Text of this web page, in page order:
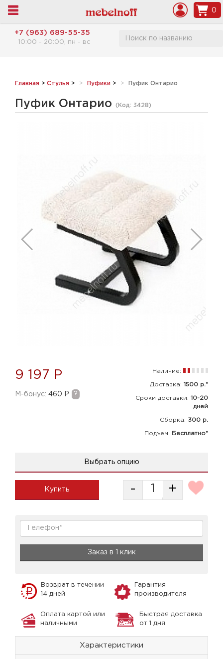
0
+7 (963) 689-55-35
10:00 - 20:00, пн - вс
Главная > Стулья > Пуфики > Пуфик Онтарио
Пуфик Онтарио (Код: 3428)
9 197 Р
M-бонус: 460 Р ?
Наличие:
Доставка: 1500 р.*
Сроки доставки: 10-20
дней
Сборка: 300 р.
Подъем: Бесплатно*
Выбрать опцию
Купить - +
Заказ в 1 клик
Возврат в течении
14 дней
Гарантия
производителя
Оплата картой или
наличными
Быстрая доставка
от 1 дня
Характеристики